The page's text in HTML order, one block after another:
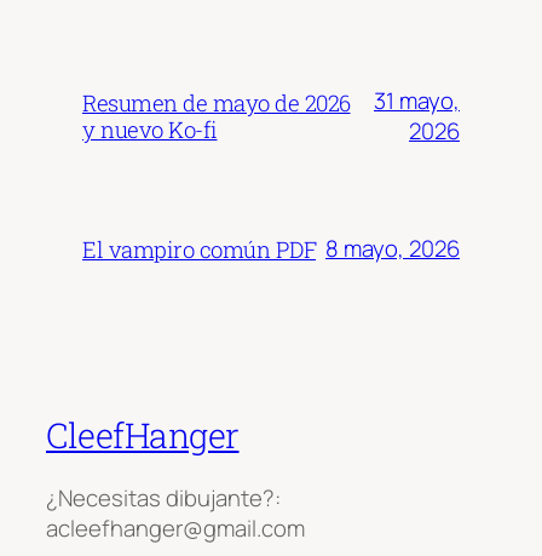
Resumen de mayo de 2026
y nuevo Ko-fi
31 mayo,
2026
El vampiro común PDF 8 mayo, 2026
CleefHanger
¿Necesitas dibujante?:
acleefhanger@gmail.com